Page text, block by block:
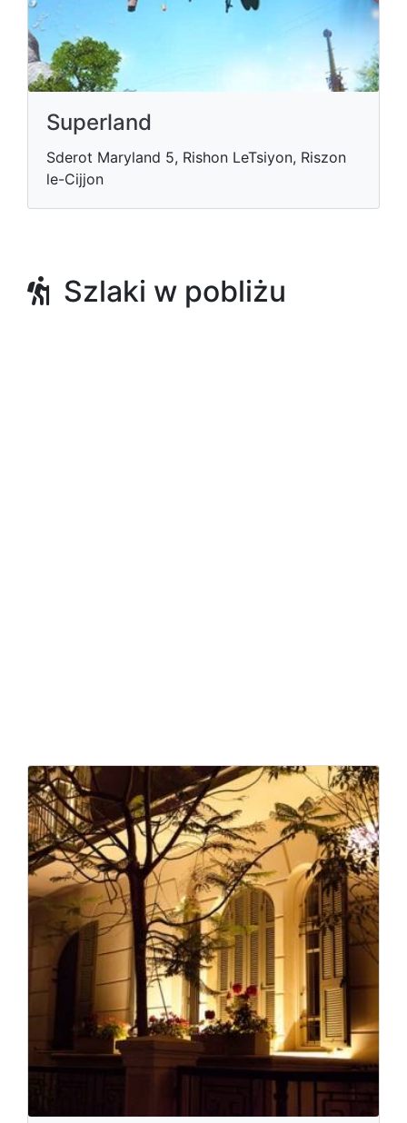
Superland
Sderot Maryland 5, Rishon LeTsiyon, Riszon
le-Cijjon
Szlaki w pobliżu